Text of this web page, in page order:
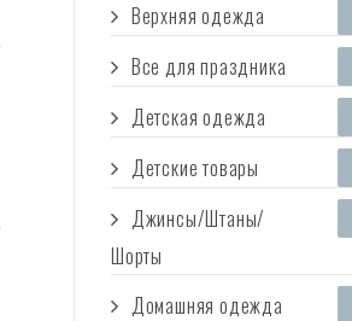
Верхняя одежда
Все для праздника
Детская одежда
Детские товары
Джинсы/Штаны/
Шорты
Домашняя одежда